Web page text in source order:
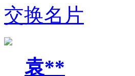
交换名片
袁**